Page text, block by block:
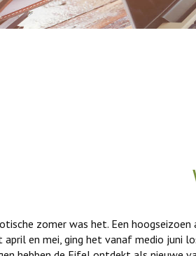
zomer was het. Een
en mei, ging het vanaf medio juni